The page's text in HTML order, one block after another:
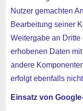
Nutzer gemachten
Bearbeitung seiner
Weitergabe an
erhobenen Daten
andere
erfolgt ebenfalls
Einsatz von